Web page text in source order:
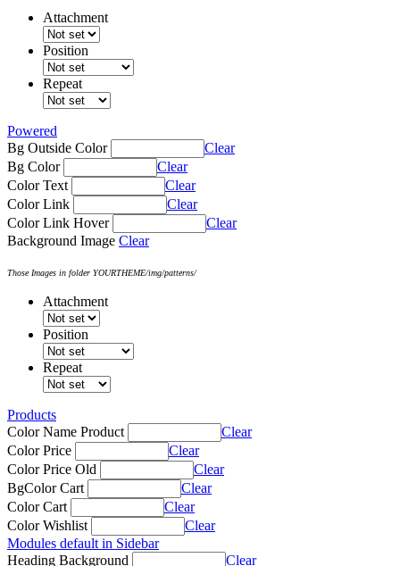
Attachment
Position
Repeat
Powered
Bg Outside Color
Clear
Bg Color
Clear
Color Text
Clear
Color Link
Clear
Color Link Hover
Clear
Background Image Clear
Those Images in folder YOURTHEME/img/patterns/
Attachment
Position
Repeat
Products
Color Name Product
Clear
Color Price
Clear
Color Price Old
Clear
BgColor Cart
Clear
Color Cart
Clear
Color Wishlist
Clear
Modules default in Sidebar
Heading Background
Clear